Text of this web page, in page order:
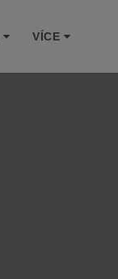
VÍCE